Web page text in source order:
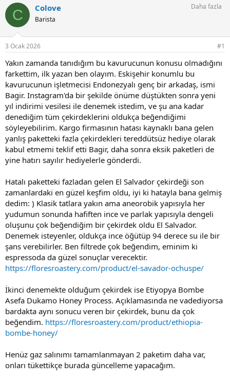
y
u
a
ş
l
a
a
n
a
g
t
a
r
i
h
i
C Colove
Barista
Daha fazla
3 Ocak 2026 #1
Yakın zamanda tanıdığım bu kavurucunun konusu olmadığını
farkettim, ilk yazan ben olayım. Eskişehir konumlu bu
kavurucunun işletmecisi Endonezyalı genç bir arkadaş, ismi
Bagir. Instagram'da bir şekilde önüme düştükten sonra yeni
yıl indirimi vesilesi ile denemek istedim, ve şu ana kadar
denediğim tüm çekirdeklerini oldukça beğendiğimi
söyleyebilirim. Kargo firmasının hatası kaynaklı bana gelen
yanlış paketteki fazla çekirdekleri tereddütsüz hediye olarak
kabul etmemi teklif etti Bagir, daha sonra eksik paketleri de
yine hatırı sayılır hediyelerle gönderdi.
Hatalı paketteki fazladan gelen El Salvador çekirdeği son
zamanlardaki en güzel keşfim oldu, iyi ki hatayla bana gelmiş
dedim: ) Klasik tatlara yakın ama aneorobik yapısıyla her
yudumun sonunda hafiften ince ve parlak yapısıyla dengeli
oluşunu çok beğendiğim bir çekirdek oldu El Salvador.
Denemek isteyenler, oldukça ince öğütüp 94 derece su ile bir
şans verebilirler. Ben filtrede çok beğendim, eminim ki
espressoda da güzel sonuçlar verecektir.
https://floresroastery.com/product/el-savador-ochuspe/
İkinci denemekte olduğum çekirdek ise Etiyopya Bombe
Asefa Dukamo Honey Process. Açıklamasında ne vadediyorsa
bardakta aynı sonucu veren bir çekirdek, bunu da çok
beğendim. https://floresroastery.com/product/ethiopia-
bombe-honey/
Henüz gaz salınımı tamamlanmayan 2 paketim daha var,
onları tükettikçe burada güncelleme yapacağım.